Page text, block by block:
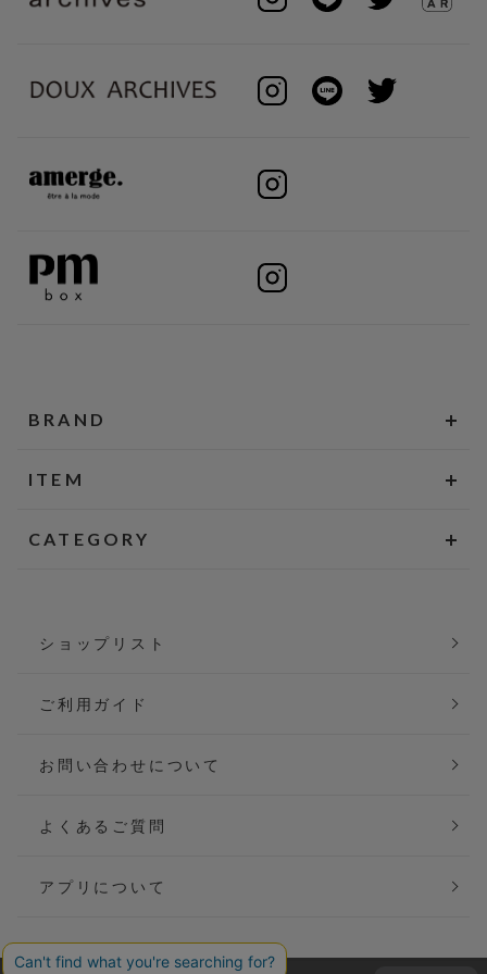
BRAND
ITEM
CATEGORY
ショップリスト
ご利用ガイド
お問い合わせについて
よくあるご質問
アプリについて